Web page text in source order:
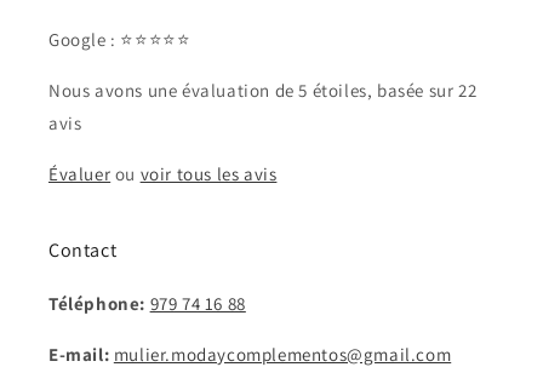
Google : ⭐⭐⭐⭐⭐
Nous avons une évaluation de 5 étoiles, basée sur 22
avis
Évaluer ou voir tous les avis
Contact
Téléphone: 979 74 16 88
E-mail: mulier.modaycomplementos@gmail.com